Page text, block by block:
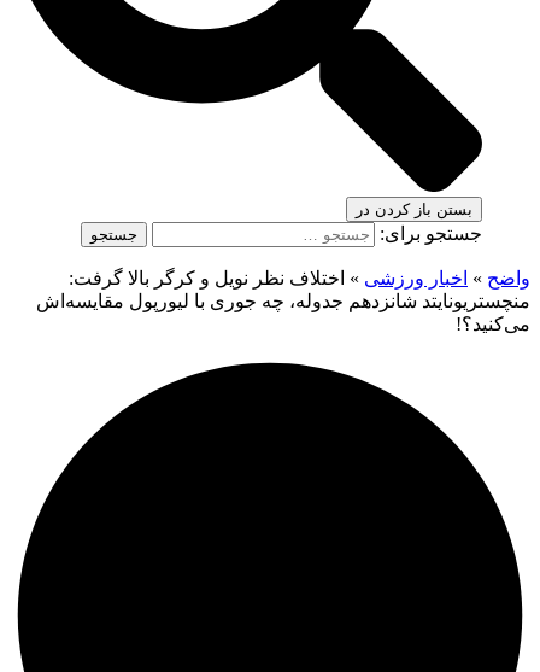
بستن باز کردن در
جستجو برای:
واضح » اخبار ورزشی » اختلاف نظر نویل و کرگر بالا گرفت:
منچستریونایتد شانزدهم جدوله، چه جوری با لیورپول مقایسه‌اش
می‌کنید؟!